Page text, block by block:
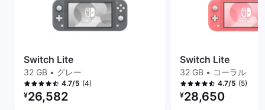
Switch Lite
32 GB • グレー
4.7/5 (4)
リファービッシュ品の価格：
¥26,582
Switch Lite
32 GB • コーラル
4.7/5 (5)
リファービッシュ品の
¥28,650